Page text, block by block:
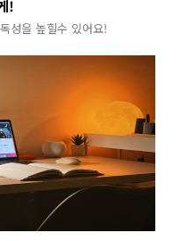
!
성을 높힐수 있어요!